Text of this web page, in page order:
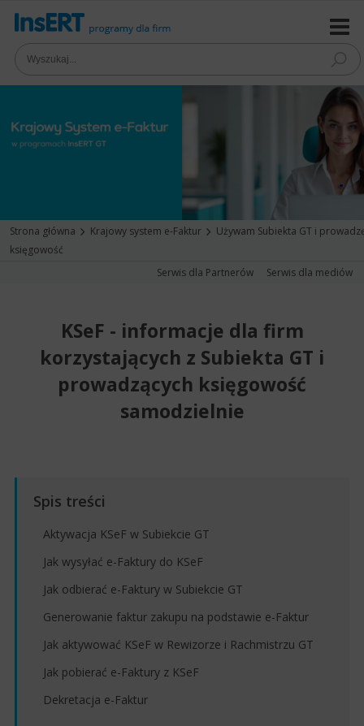
Strona główna Krajowy system e-Faktur
Używam Subiekta GT i
księgowość
Serwis dla Partnerów
Serwis dla mediów
KSeF - informacje dla firm
korzystających z Subiekta GT i
prowadzących księgowość
samodzielnie
Aktywacja KSeF w Subiekcie GT
Jak wysyłać e-Faktury do KSeF
Jak odbierać e-Faktury w Subiekcie GT
Generowanie faktur zakupu na podstawie e-Faktur
Jak aktywować KSeF w Rewizorze i Rachmistrzu GT
Jak pobierać e-Faktury z KSeF
Dekretacja e-Faktur